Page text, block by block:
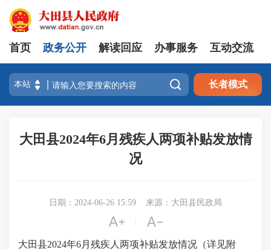
首页 政务公开 解读回应 办事服务 互动交流
 长者模式
大田县2024年6月残疾人两项补贴发放情
况
日期：2024-06-26 15:59 来源：大田县民政局
 
大田县2024年6月残疾人两项补贴发放情况（详见附